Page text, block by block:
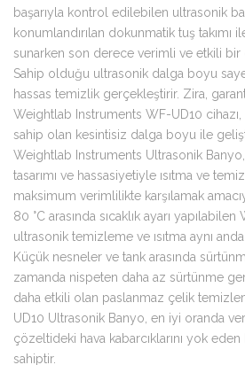
başarıyla kontrol edilebilen ultrasonik
konumlandırılan dokunmatik tuş takımı
sunarken son derece verimli ve etkili bir
Sahip olduğu ultrasonik dalga boyu
hassas temizlik gerçekleştirir. Zira,
Weightlab Instruments WF-UD10
sahip olan kesintisiz dalga boyu ile
Weightlab Instruments Ultrasonik
tasarımı ve hassasiyetiyle ısıtma ve
maksimum verimlilikte karşılamak
80 °C arasında sıcaklık ayarı yapılabilen
ultrasonik temizleme ve ısıtma aynı
Küçük nesneler ve tank arasında
zamanda nispeten daha az sürtünme
daha etkili olan paslanmaz çelik
UD10 Ultrasonik Banyo, en iyi oranda
çözeltideki hava kabarcıklarını yok
sahiptir.